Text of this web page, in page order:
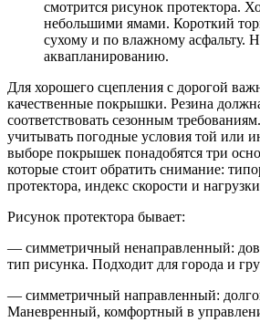
смотрится рисунок протектора.
небольшими ямами. Короткий
сухому и по влажному асфальту.
аквапланированию.
Для хорошего сцепления с дорогой
качественные покрышки. Резина
соответствовать сезонным
учитывать погодные условия той или
выборе покрышек понадобятся три
которые стоит обратить снимание:
протектора, индекс скорости и
Рисунок протектора бывает:
— симметричный ненаправленный:
тип рисунка. Подходит для города и
— симметричный направленный:
Маневренный, комфортный в